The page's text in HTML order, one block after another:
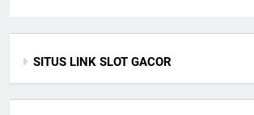
SITUS LINK SLOT GACOR